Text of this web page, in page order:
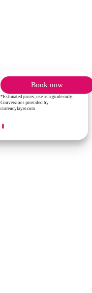
Book now
*Estimated prices, use as a guide only.
Conversions provided by
currencylayer.com